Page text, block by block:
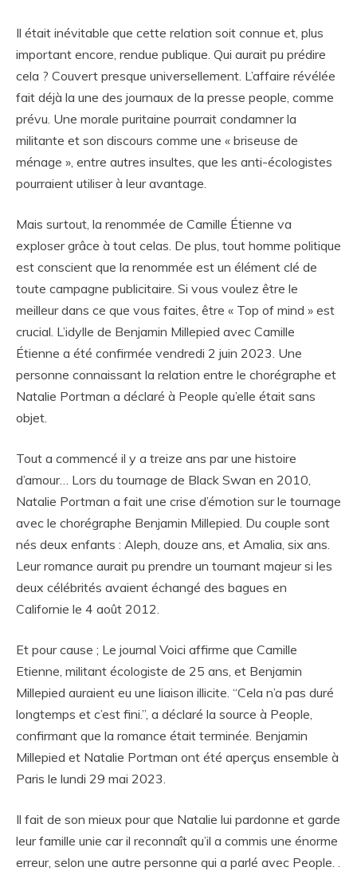
Il était inévitable que cette relation soit connue et, plus
important encore, rendue publique. Qui aurait pu prédire
cela ? Couvert presque universellement. L’affaire révélée
fait déjà la une des journaux de la presse people, comme
prévu. Une morale puritaine pourrait condamner la
militante et son discours comme une « briseuse de
ménage », entre autres insultes, que les anti-écologistes
pourraient utiliser à leur avantage.
Mais surtout, la renommée de Camille Étienne va
exploser grâce à tout celas. De plus, tout homme politique
est conscient que la renommée est un élément clé de
toute campagne publicitaire. Si vous voulez être le
meilleur dans ce que vous faites, être « Top of mind » est
crucial. L’idylle de Benjamin Millepied avec Camille
Étienne a été confirmée vendredi 2 juin 2023. Une
personne connaissant la relation entre le chorégraphe et
Natalie Portman a déclaré à People qu’elle était sans
objet.
Tout a commencé il y a treize ans par une histoire
d’amour… Lors du tournage de Black Swan en 2010,
Natalie Portman a fait une crise d’émotion sur le tournage
avec le chorégraphe Benjamin Millepied. Du couple sont
nés deux enfants : Aleph, douze ans, et Amalia, six ans.
Leur romance aurait pu prendre un tournant majeur si les
deux célébrités avaient échangé des bagues en
Californie le 4 août 2012.
Et pour cause ; Le journal Voici affirme que Camille
Etienne, militant écologiste de 25 ans, et Benjamin
Millepied auraient eu une liaison illicite. “Cela n’a pas duré
longtemps et c’est fini.”, a déclaré la source à People,
confirmant que la romance était terminée. Benjamin
Millepied et Natalie Portman ont été aperçus ensemble à
Paris le lundi 29 mai 2023.
Il fait de son mieux pour que Natalie lui pardonne et garde
leur famille unie car il reconnaît qu’il a commis une énorme
erreur, selon une autre personne qui a parlé avec People. .